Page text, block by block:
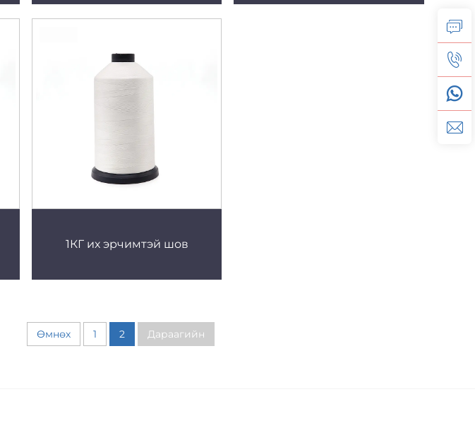
1КГ их эрчимтэй шов
Өмнөх 1 2 Дараагийн